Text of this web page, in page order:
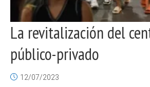
La revitalización del
público-privado
12/07/2023